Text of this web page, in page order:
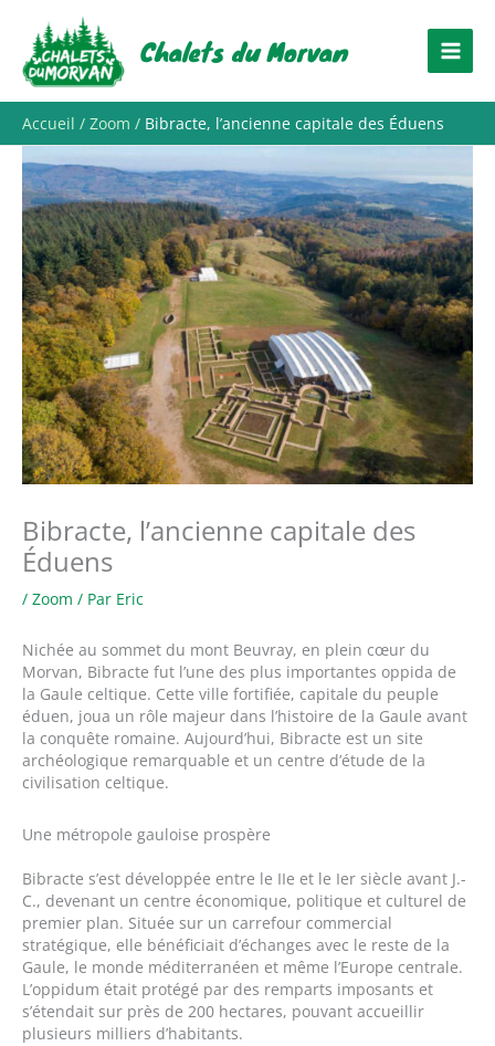
contenu
Chalets du Morvan
Accueil Zoom Bibracte, l’ancienne capitale des Éduens
Bibracte, l’ancienne capitale des
Éduens
/ Zoom / Par Eric
Nichée au sommet du mont Beuvray, en plein cœur du
Morvan, Bibracte fut l’une des plus importantes oppida de
la Gaule celtique. Cette ville fortifiée, capitale du peuple
éduen, joua un rôle majeur dans l’histoire de la Gaule avant
la conquête romaine. Aujourd’hui, Bibracte est un site
archéologique remarquable et un centre d’étude de la
civilisation celtique.
Une métropole gauloise prospère
Bibracte s’est développée entre le IIe et le Ier siècle avant J.-
C., devenant un centre économique, politique et culturel de
premier plan. Située sur un carrefour commercial
stratégique, elle bénéficiait d’échanges avec le reste de la
Gaule, le monde méditerranéen et même l’Europe centrale.
L’oppidum était protégé par des remparts imposants et
s’étendait sur près de 200 hectares, pouvant accueillir
plusieurs milliers d’habitants.